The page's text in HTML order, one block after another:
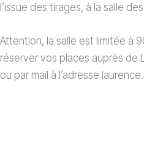
l’issue des tirages, à la salle
Attention, la salle est limitée à
réserver vos places auprès de
ou par mail à l’adresse